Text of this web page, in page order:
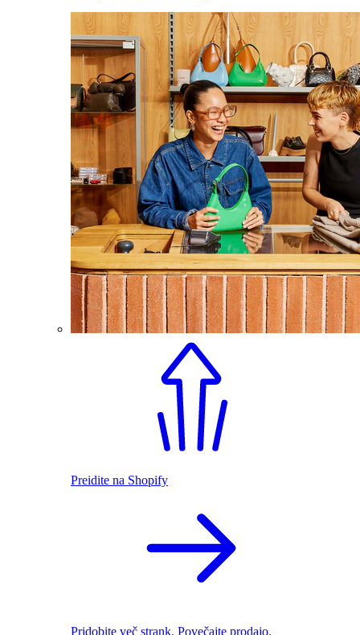
Preidite na Shopify
Pridobite več strank. Povečajte prodajo.